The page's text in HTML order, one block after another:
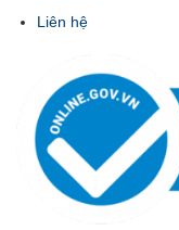
Liên hệ